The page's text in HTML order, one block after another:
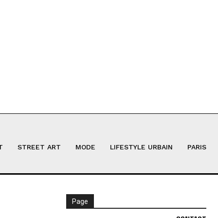
STREET ART MODE LIFESTYLE URBAIN PARIS
Page